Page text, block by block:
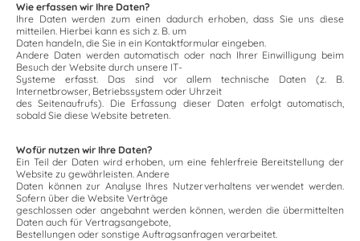
Wie erfassen wir Ihre Daten?
Ihre Daten werden zum einen dadurch erhoben, dass Sie uns diese
mitteilen. Hierbei kann es sich z. B. um
Daten handeln, die Sie in ein Kontaktformular eingeben.
Andere Daten werden automatisch oder nach Ihrer Einwilligung beim
Besuch der Website durch unsere IT-
Systeme erfasst. Das sind vor allem technische Daten (z. B.
Internetbrowser, Betriebssystem oder Uhrzeit
des Seitenaufrufs). Die Erfassung dieser Daten erfolgt automatisch,
sobald Sie diese Website betreten.
Wofür nutzen wir Ihre Daten?
Ein Teil der Daten wird erhoben, um eine fehlerfreie Bereitstellung der
Website zu gewährleisten. Andere
Daten können zur Analyse Ihres Nutzerverhaltens verwendet werden.
Sofern über die Website Verträge
geschlossen oder angebahnt werden können, werden die übermittelten
Daten auch für Vertragsangebote,
Bestellungen oder sonstige Auftragsanfragen verarbeitet.